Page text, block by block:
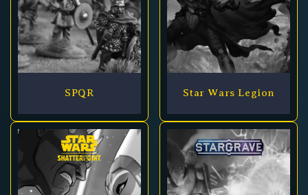
SPQR Star Wars Legion